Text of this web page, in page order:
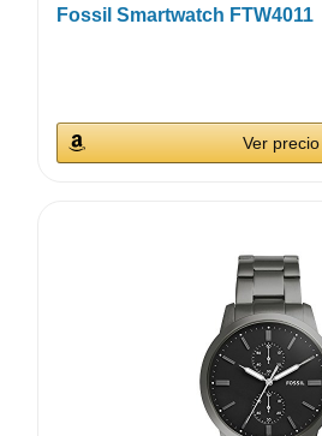
Fossil Smartwatch FTW4011
Ver precio